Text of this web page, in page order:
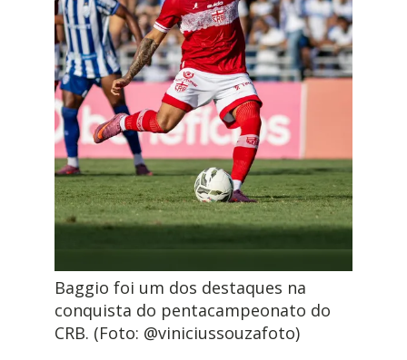
Baggio foi um dos destaques na
conquista do pentacampeonato do
CRB. (Foto: @viniciussouzafoto)